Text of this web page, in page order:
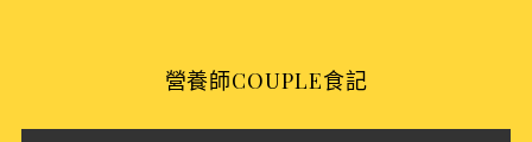
營養師COUPLE食記